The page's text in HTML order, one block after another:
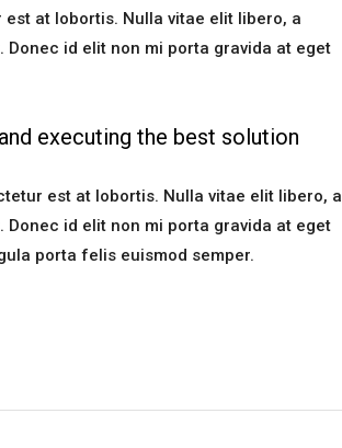
at lobortis. Nulla vitae elit libero, a
id elit non mi porta gravida at eget
executing the best solution
est at lobortis. Nulla vitae elit libero, a
id elit non mi porta gravida at eget
porta felis euismod semper.